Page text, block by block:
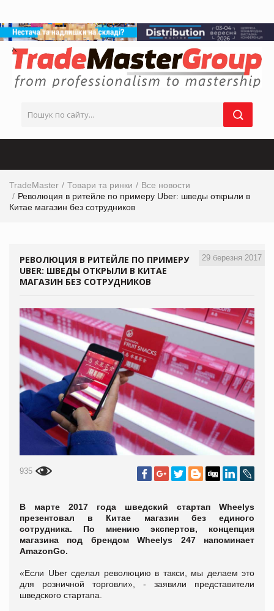
TradeMaster Товари та ринки
Все новости
Революция в ритейле по примеру Uber: шведы открыли в
Китае магазин без сотрудников
29 березня 2017
РЕВОЛЮЦИЯ В РИТЕЙЛЕ ПО ПРИМЕРУ
UBER: ШВЕДЫ ОТКРЫЛИ В КИТАЕ
МАГАЗИН БЕЗ СОТРУДНИКОВ
935
В марте 2017 года шведский стартап Wheelys
презентовал в Китае магазин без единого
сотрудника. По мнению экспертов, концепция
магазина под брендом Wheelys 247 напоминает
AmazonGo.
«Если Uber сделал революцию в такси, мы делаем это
для розничной торговли», - заявили представители
шведского стартапа.